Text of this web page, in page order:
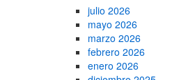
julio 2026
mayo 2026
marzo 2026
febrero 2026
enero 2026